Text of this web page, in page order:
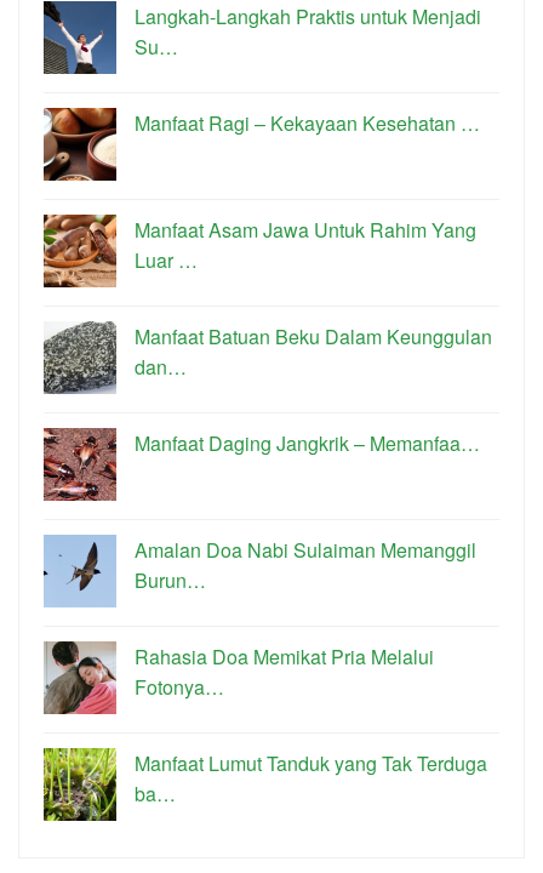
Langkah-Langkah Praktis untuk Menjadi
Su…
Manfaat Ragi – Kekayaan Kesehatan …
Manfaat Asam Jawa Untuk Rahim Yang
Luar …
Manfaat Batuan Beku Dalam Keunggulan
dan…
Manfaat Daging Jangkrik – Memanfaa…
Amalan Doa Nabi Sulaiman Memanggil
Burun…
Rahasia Doa Memikat Pria Melalui
Fotonya…
Manfaat Lumut Tanduk yang Tak Terduga
ba…